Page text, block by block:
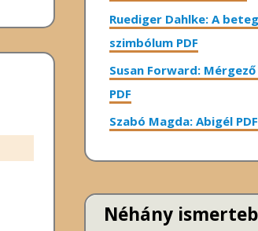
Ruediger Dahlke: A
szimbólum PDF
Susan Forward:
PDF
Szabó Magda: Abigél PDF
Néhány